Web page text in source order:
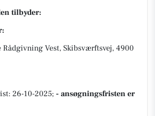
tilbyder:
Rådgivning Vest, Skibsværftsvej, 4900
26-10-2025; - ansøgningsfristen er